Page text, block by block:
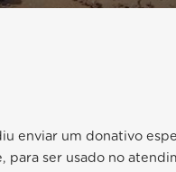
enviar um donativo
para ser usado no